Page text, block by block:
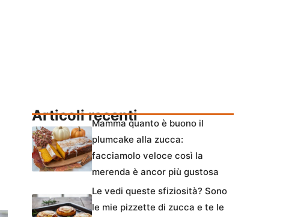
Articoli recentiMamma quanto è buono il
plumcake alla zucca:
facciamolo veloce così la
merenda è ancor più gustosa
Le vedi queste sfiziosità? Sono
le mie pizzette di zucca e te le